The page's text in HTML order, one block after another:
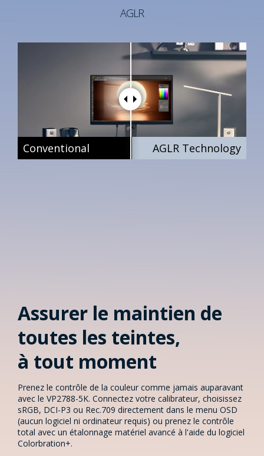
AGLR
Conventionnel Technologie AGLR
Conventional AGLR Technology
Conventional AGLR Technology
Assurer le maintien de
toutes les teintes,
à tout moment​
Prenez le contrôle de la couleur comme jamais auparavant
avec le VP2788-5K. Connectez votre calibrateur, choisissez
sRGB, DCI-P3 ou Rec.709 directement dans le menu OSD
(aucun logiciel ni ordinateur requis) ou prenez le contrôle
total avec un étalonnage matériel avancé à l'aide du logiciel
Colorbration+.